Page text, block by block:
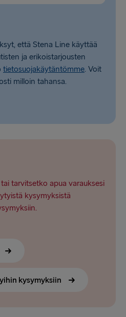
että Stena Line käyttää
ja erikoistarjousten
tietosuojakäytäntömme. Voit
milloin tahansa.
tarvitsetko apua varauksesi
kysymyksistä
kysymyksiin